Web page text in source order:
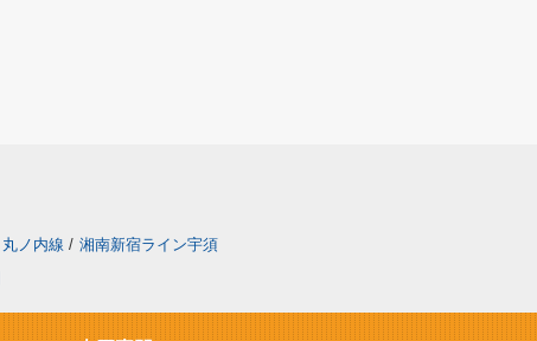
丸ノ内線 / 湘南新宿ライン宇須